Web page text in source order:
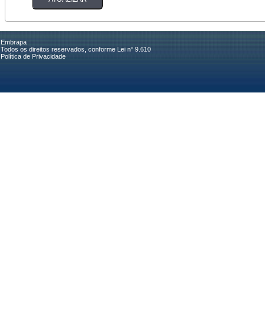
Embrapa
Todos os direitos reservados, conforme Lei n° 9.610
Política de Privacidade